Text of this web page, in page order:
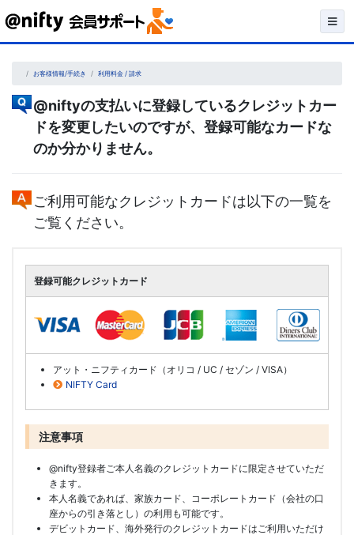
Skip
content お客様情報/手続き 利用料金 / 請求
@niftyの支払いに登録しているクレジットカー
ドを変更したいのですが、登録可能なカードな
のか分かりません。
ご利用可能なクレジットカードは以下の一覧を
ご覧ください。
登録可能クレジットカード
アット・ニフティカード（オリコ / UC / セゾン / VISA）
NIFTY Card
注意事項
@nifty登録者ご本人名義のクレジットカードに限定させていただ
きます。
本人名義であれば、家族カード、コーポレートカード（会社の口
座からの引き落とし）の利用も可能です。
デビットカード、海外発行のクレジットカードはご利用いただけ